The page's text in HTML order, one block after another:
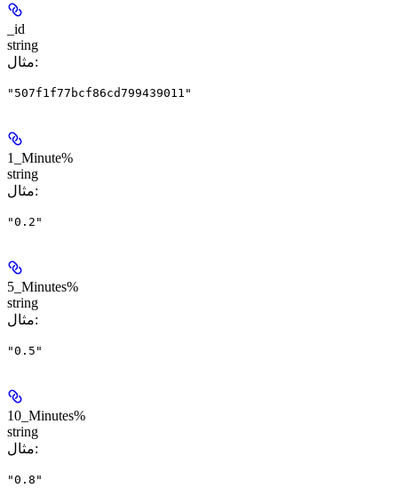
_id
string
مثال:
"507f1f77bcf86cd799439011"
1_Minute%
string
مثال:
"0.2"
5_Minutes%
string
مثال:
"0.5"
10_Minutes%
string
مثال:
"0.8"